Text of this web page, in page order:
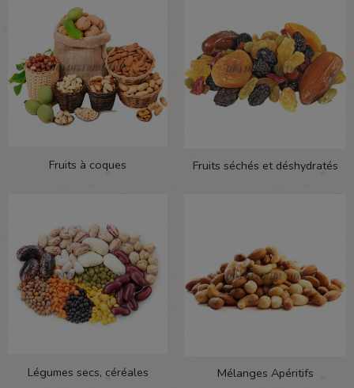
Fruits à coques Fruits séchés et déshydratés
Légumes secs, céréales Mélanges Apéritifs